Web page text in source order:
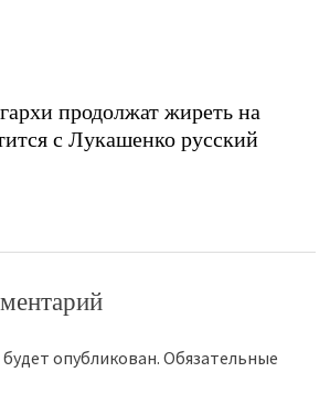
продолжат жиреть на
с Лукашенко русский
опубликован. Обязательные